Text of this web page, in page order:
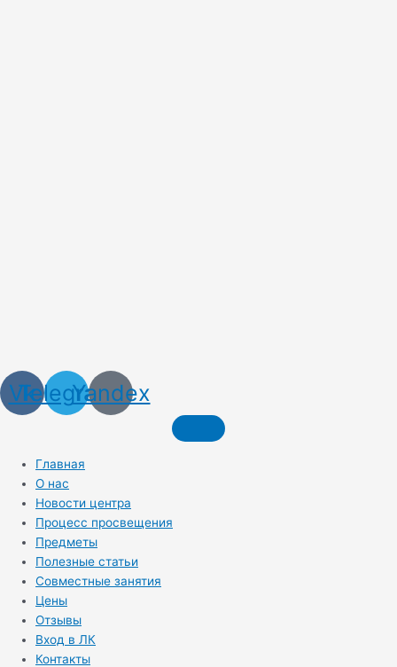
Vk
Telegram
Yandex
Главная
О нас
Новости центра
Процесс просвещения
Предметы
Полезные статьи
Совместные занятия
Цены
Отзывы
Вход в ЛК
Контакты